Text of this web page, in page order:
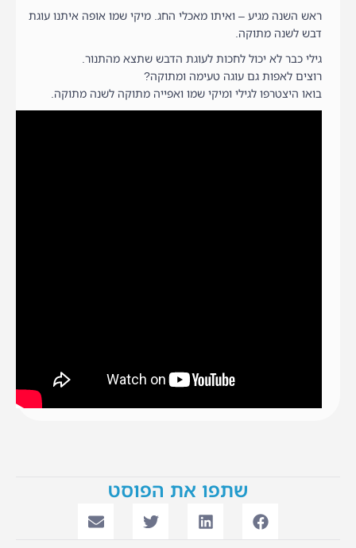
ראש השנה מגיע – ואיתו מאכלי החג. מיקי שמו אופה איתנו עוגת
דבש לשנה מתוקה.
גילי כבר לא יכול לחכות לעוגת הדבש שתצא מהתנור.
רוצים לאפות גם עוגה טעימה ומתוקה?
בואו היצטרפו לגילי ומיקי שמו ואפייה מתוקה לשנה מתוקה.
שתפו את הפוסט